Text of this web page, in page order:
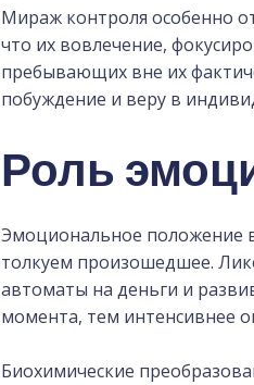
Мираж контроля особенно
что их вовлечение,
пребывающих вне их
побуждение и веру в
Роль
Эмоциональное положение
толкуем произошедшее.
автоматы на деньги и
момента, тем интенсивнее
Биохимические